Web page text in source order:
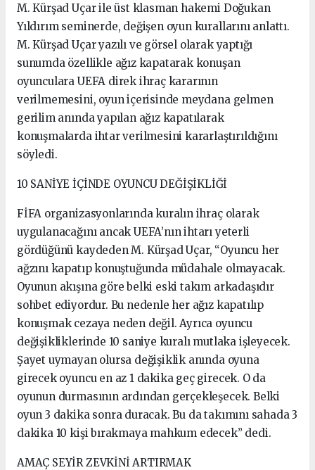
M. Kürşad Uçar ile üst klasman hakemi Doğukan
Yıldırım seminerde, değişen oyun kurallarını anlattı.
M. Kürşad Uçar yazılı ve görsel olarak yaptığı
sunumda özellikle ağız kapatarak konuşan
oyunculara UEFA direk ihraç kararının
verilmemesini, oyun içerisinde meydana gelmen
gerilim anında yapılan ağız kapatılarak
konuşmalarda ihtar verilmesini kararlaştırıldığını
söyledi.
10 SANİYE İÇİNDE OYUNCU DEĞİŞİKLİĞİ
FİFA organizasyonlarında kuralın ihraç olarak
uygulanacağını ancak UEFA’nın ihtarı yeterli
gördüğünü kaydeden M. Kürşad Uçar, “Oyuncu her
ağzını kapatıp konuştuğunda müdahale olmayacak.
Oyunun akışına göre belki eski takım arkadaşıdır
sohbet ediyordur. Bu nedenle her ağız kapatılıp
konuşmak cezaya neden değil. Ayrıca oyuncu
değişikliklerinde 10 saniye kuralı mutlaka işleyecek.
Şayet uymayan olursa değişiklik anında oyuna
girecek oyuncu en az 1 dakika geç girecek. O da
oyunun durmasının ardından gerçekleşecek. Belki
oyun 3 dakika sonra duracak. Bu da takımını sahada 3
dakika 10 kişi bırakmaya mahkum edecek” dedi.
AMAÇ SEYİR ZEVKİNİ ARTIRMAK